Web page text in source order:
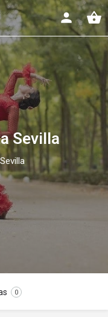
shopping_basket
Sevilla
0